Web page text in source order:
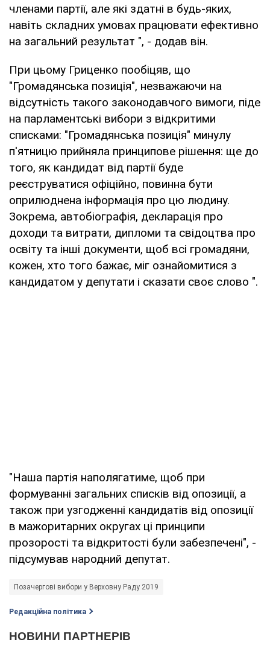
членами партії, але які здатні в будь-яких,
навіть складних умовах працювати ефективно
на загальний результат ", - додав він.
При цьому Гриценко пообіцяв, що
"Громадянська позиція", незважаючи на
відсутність такого законодавчого вимоги, піде
на парламентські вибори з відкритими
списками: "Громадянська позиція" минулу
п'ятницю прийняла принципове рішення: ще до
того, як кандидат від партії буде
реєструватися офіційно, повинна бути
оприлюднена інформація про цю людину.
Зокрема, автобіографія, декларація про
доходи та витрати, дипломи та свідоцтва про
освіту та інші документи, щоб всі громадяни,
кожен, хто того бажає, міг ознайомитися з
кандидатом у депутати і сказати своє слово ".
"Наша партія наполягатиме, щоб при
формуванні загальних списків від опозиції, а
також при узгодженні кандидатів від опозиції
в мажоритарних округах ці принципи
прозорості та відкритості були забезпечені", -
підсумував народний депутат.
Позачергові вибори у Верховну Раду 2019
Редакційна політика